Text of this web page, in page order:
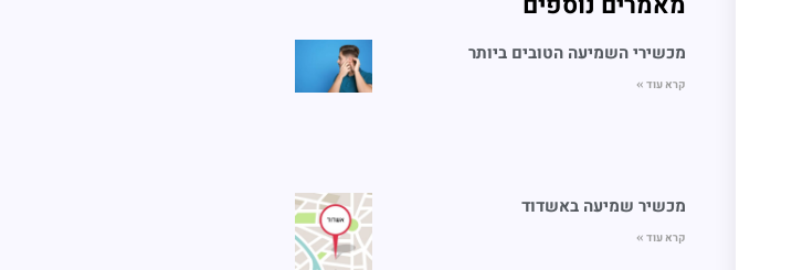
מכשירי השמיעה הטובים ביותר
קרא עוד »
מכשיר שמיעה באשדוד
קרא עוד »